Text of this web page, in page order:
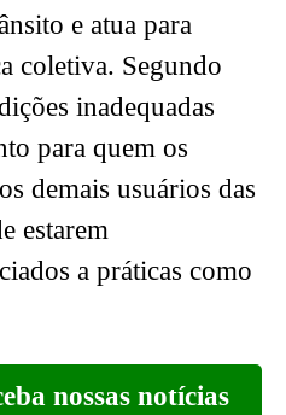
e atua para
coletiva. Segundo
inadequadas
para quem os
demais usuários das
estarem
a práticas como
nossas notícias